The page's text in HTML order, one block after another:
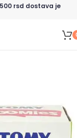
rsd dostava je